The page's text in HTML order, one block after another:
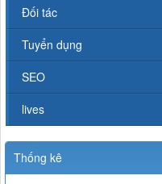
Đối tác
Tuyển dụng
SEO
lives
Thống kê